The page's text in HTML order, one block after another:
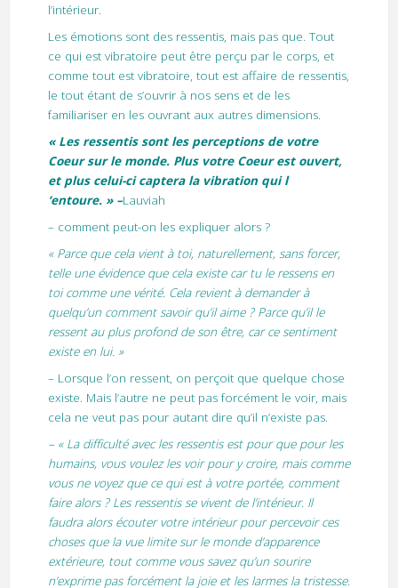
l’intérieur.
Les émotions sont des ressentis, mais pas que. Tout
ce qui est vibratoire peut être perçu par le corps, et
comme tout est vibratoire, tout est affaire de ressentis,
le tout étant de s’ouvrir à nos sens et de les
familiariser en les ouvrant aux autres dimensions.
« Les ressentis sont les perceptions de votre
Coeur sur le monde. Plus votre Coeur est ouvert,
et plus celui-ci captera la vibration qui l
‘entoure. » –Lauviah
– comment peut-on les expliquer alors ?
« Parce que cela vient à toi, naturellement, sans forcer,
telle une évidence que cela existe car tu le ressens en
toi comme une vérité. Cela revient à demander à
quelqu’un comment savoir qu’il aime ? Parce qu’il le
ressent au plus profond de son être, car ce sentiment
existe en lui. »
– Lorsque l’on ressent, on perçoit que quelque chose
existe. Mais l’autre ne peut pas forcément le voir, mais
cela ne veut pas pour autant dire qu’il n’existe pas.
– « La difficulté avec les ressentis est pour que pour les
humains, vous voulez les voir pour y croire, mais comme
vous ne voyez que ce qui est à votre portée, comment
faire alors ? Les ressentis se vivent de l’intérieur. Il
faudra alors écouter votre intérieur pour percevoir ces
choses que la vue limite sur le monde d’apparence
extérieure, tout comme vous savez qu’un sourire
n’exprime pas forcément la joie et les larmes la tristesse.